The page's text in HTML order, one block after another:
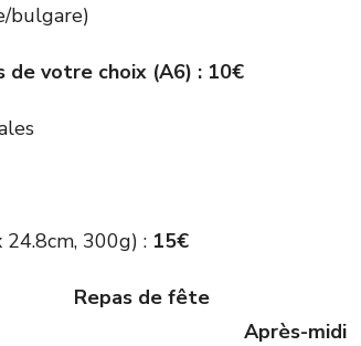
bulgare)
votre choix (A6) : 10€
24.8cm, 300g) : 15€
Repas de fête
Après-midi